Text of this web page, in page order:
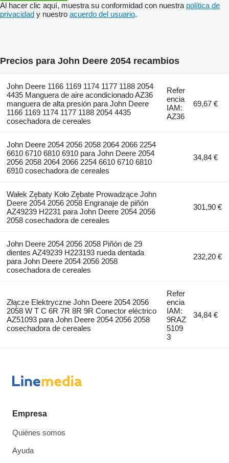
Al hacer clic aquí, muestra su conformidad con nuestra política de
privacidad y nuestro acuerdo del usuario.
Precios para John Deere 2054 recambios
John Deere 1166 1169 1174 1177 1188 2054
4435 Manguera de aire acondicionado AZ36
manguera de alta presión para John Deere
1166 1169 1174 1177 1188 2054 4435
cosechadora de cereales
Refer
encia
IAM:
AZ36
69,67 €
John Deere 2054 2056 2058 2064 2066 2254
6610 6710 6810 6910 para John Deere 2054
2056 2058 2064 2066 2254 6610 6710 6810
6910 cosechadora de cereales
34,84 €
Wałek Zębaty Koło Zębate Prowadzące John
Deere 2054 2056 2058 Engranaje de piñón
AZ49239 H2231 para John Deere 2054 2056
2058 cosechadora de cereales
301,90 €
John Deere 2054 2056 2058 Piñón de 29
dientes AZ49239 H223193 rueda dentada
para John Deere 2054 2056 2058
cosechadora de cereales
232,20 €
Złącze Elektryczne John Deere 2054 2056
2058 W T C 6R 7R 8R 9R Conector eléctrico
AZ51093 para John Deere 2054 2056 2058
cosechadora de cereales
Refer
encia
IAM:
9RAZ
5109
3
34,84 €
Empresa
Quiénes somos
Ayuda